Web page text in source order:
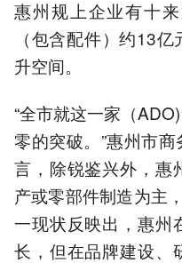
惠州规上企业有十
（包含配件）约13
升空间。
“全市就这一家（
零的突破。”惠州市
言，除锐鉴兴外，惠
产或零部件制造为主
一现状反映出，惠州
长，但在品牌建设、